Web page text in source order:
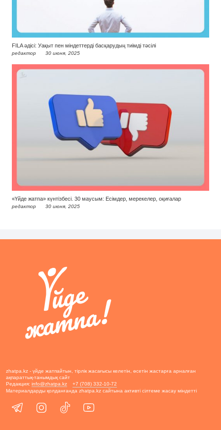
FILA әдісі: Уақыт пен міндеттерді басқарудың тиімді тәсілі
редактор 30 июня, 2025
«Үйде жатпа» күнтізбесі. 30 маусым: Есімдер, мерекелер, оқиғалар
редактор 30 июня, 2025
zhatpa.kz - үйде жатпайтын, тірлік жасағысы келетін, өсетін жастарға арналған
ақпараттық-танымдық сайт
Редакция: info@zhatpa.kz
+7 (708) 332-10-72
Материалдарды қолданғанда zhatpa.kz сайтына активті сілтеме жасау міндетті